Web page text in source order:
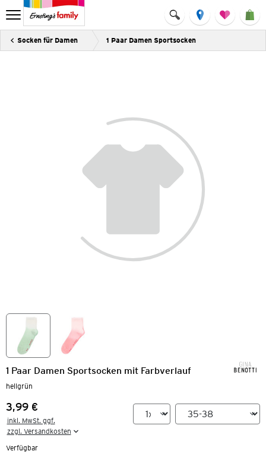
Socken für Damen 1 Paar Damen Sportsocken
1 Paar Damen Sportsocken mit Farbverlauf
hellgrün
Preis:
3,99 €
inkl. MwSt. ggf.
zzgl. Versandkosten
Verfügbar